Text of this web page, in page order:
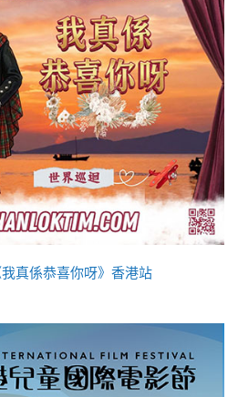
真係恭喜你呀》香港站